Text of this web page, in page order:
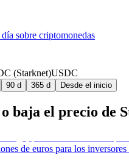
sobre criptomonedas
(Starknet)USDC
90 d 365 d Desde el inicio
o baja el precio de
de euros para los